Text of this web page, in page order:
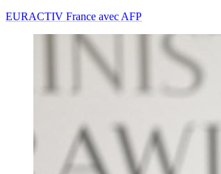
EURACTIV France avec AFP